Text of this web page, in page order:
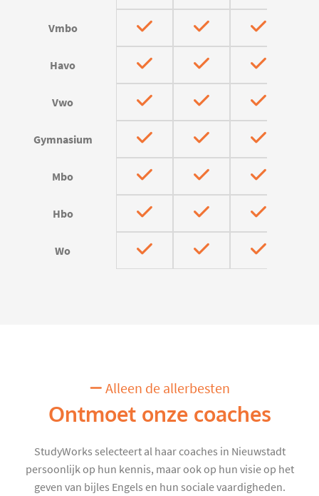
Vmbo
Havo
Vwo
Gymnasium
Mbo
Hbo
Wo
Alleen de allerbesten
Ontmoet onze coaches
StudyWorks selecteert al haar coaches in Nieuwstadt
persoonlijk op hun kennis, maar ook op hun visie op het
geven van bijles Engels en hun sociale vaardigheden.